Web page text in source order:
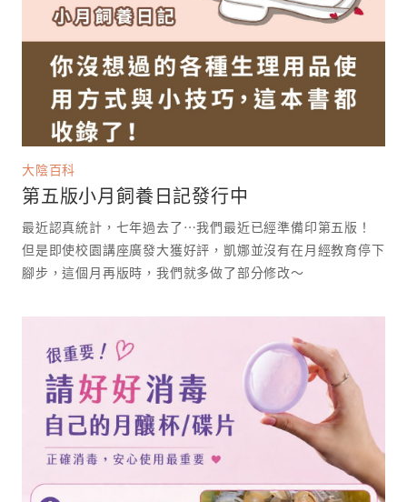
大陰百科
第五版小月飼養日記發行中
最近認真統計，七年過去了⋯我們最近已經準備印第五版！
但是即使校園講座廣發大獲好評，凱娜並沒有在月經教育停下
腳步，這個月再版時，我們就多做了部分修改～